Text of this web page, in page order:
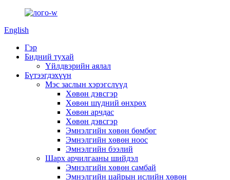
English
Гэр
Бидний тухай
Үйлдвэрийн аялал
Бүтээгдэхүүн
Мэс заслын хэрэгслүүд
Хөвөн дэвсгэр
Хөвөн шүдний өнхрөх
Хөвөн арчдас
Хөвөн дэвсгэр
Эмнэлгийн хөвөн бөмбөг
Эмнэлгийн хөвөн ноос
Эмнэлгийн бээлий
Шарх арчилгааны шийдэл
Эмнэлгийн хөвөн самбай
Эмнэлгийн цайрын ислийн хөвөн